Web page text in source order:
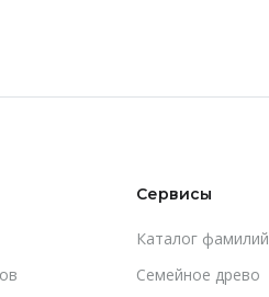
Сервисы
Каталог фамилий
Cемейное древо